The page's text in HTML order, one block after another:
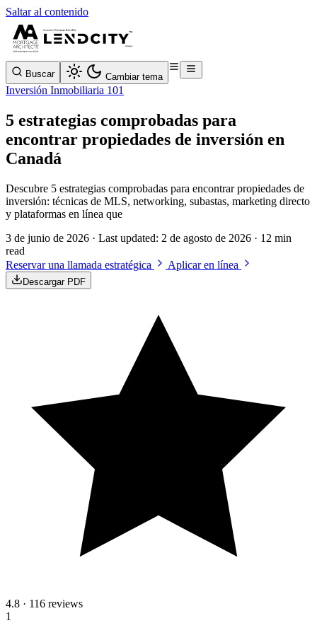
Saltar al contenido
Buscar Cambiar tema
Inversión Inmobiliaria 101
5 estrategias comprobadas para
encontrar propiedades de inversión en
Canadá
Descubre 5 estrategias comprobadas para encontrar propiedades de
inversión: técnicas de MLS, networking, subastas, marketing directo
y plataformas en línea que
3 de junio de 2026 · Last updated: 2 de agosto de 2026 · 12 min
read
Reservar una llamada estratégica
Aplicar en línea
Descargar PDF
4.8 · 116 reviews
1